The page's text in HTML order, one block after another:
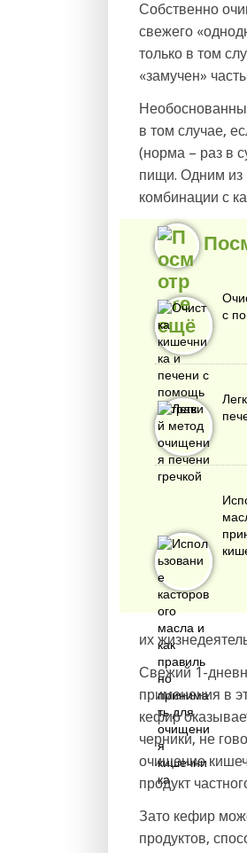
Собственно
свежего
только в том
«замучен»
в том случае,
(норма – раз в
пищи. Одним из
комбинации с
с
их
Свежий 1-
применения в
кефир
черники, не
очищение
продукт
Зато кефир
продуктов,